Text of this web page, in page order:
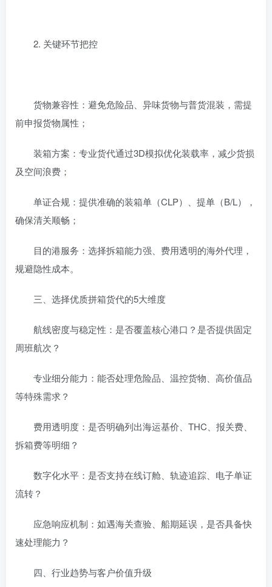
‌2. 关键环节把控‌
‌货物兼容性‌：避免危险品、异味货物与普货混装，需提
前申报货物属性；
‌装箱方案‌：专业货代通过3D模拟优化装载率，减少货损
及空间浪费；
‌单证合规‌：提供准确的装箱单（CLP）、提单（B/L），
确保清关顺畅；
‌目的港服务‌：选择拆箱能力强、费用透明的海外代理，
规避隐性成本。
‌三、选择优质拼箱货代的5大维度‌
‌航线密度与稳定性‌：是否覆盖核心港口？是否提供固定
周班航次？
‌专业细分能力‌：能否处理危险品、温控货物、高价值品
等特殊需求？
‌费用透明度‌：是否明确列出海运基价、THC、报关费、
拆箱费等明细？
‌数字化水平‌：是否支持在线订舱、轨迹追踪、电子单证
流转？
‌应急响应机制‌：如遇海关查验、船期延误，是否具备快
速处理能力？
‌四、行业趋势与客户价值升级‌